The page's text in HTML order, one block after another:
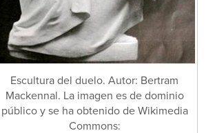
Escultura del duelo. Autor: Bertram
Mackennal. La imagen es de dominio
público y se ha obtenido de Wikimedia
Commons: